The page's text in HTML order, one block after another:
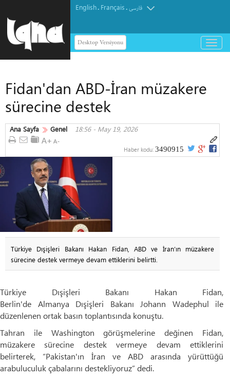
English. Français.فارسی
Desktop Versiyonu
باز
و
Fidan'dan ABD-İran müzakere
sürecine destek
Ana Sayfa Genel 18:56 - May 19, 2026
Haber kodu: 3490915
Türkiye Dışişleri Bakanı Hakan Fidan, ABD ve İran’ın müzakere
sürecine destek vermeye devam ettiklerini belirtti.
Türkiye Dışişleri Bakanı Hakan Fidan,
Berlin'de Almanya Dışişleri Bakanı Johann Wadephul ile
düzenlenen ortak basın toplantısında konuştu.
Tahran ile Washington görüşmelerine değinen Fidan,
müzakere sürecine destek vermeye devam ettiklerini
belirterek, “Pakistan'ın İran ve ABD arasında yürüttüğü
arabuluculuk çabalarını destekliyoruz” dedi.